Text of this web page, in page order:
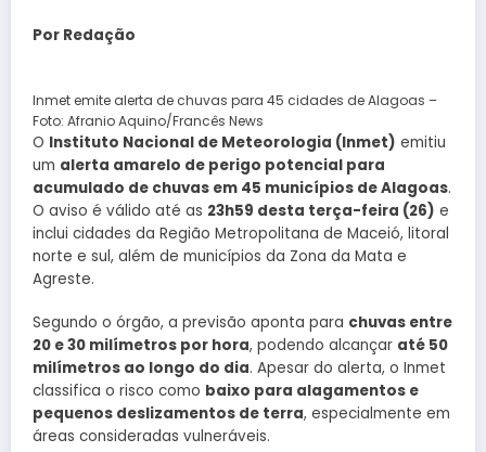
Por Redação
Inmet emite alerta de chuvas para 45 cidades de Alagoas –
Foto: Afranio Aquino/Francês News
O Instituto Nacional de Meteorologia (Inmet) emitiu
um alerta amarelo de perigo potencial para
acumulado de chuvas em 45 municípios de Alagoas.
O aviso é válido até as 23h59 desta terça-feira (26) e
inclui cidades da Região Metropolitana de Maceió, litoral
norte e sul, além de municípios da Zona da Mata e
Agreste.
Segundo o órgão, a previsão aponta para chuvas entre
20 e 30 milímetros por hora, podendo alcançar até 50
milímetros ao longo do dia. Apesar do alerta, o Inmet
classifica o risco como baixo para alagamentos e
pequenos deslizamentos de terra, especialmente em
áreas consideradas vulneráveis.